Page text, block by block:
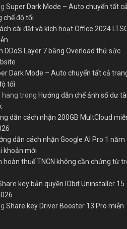
Super Dark Mode – Auto chuyển tất cả
chế độ tối
cài đặt và kích hoạt Office 2024
DDoS Layer 7 bằng Overload thử sức
Dark Mode – Auto chuyển tất cả
tối
hang trong Hướng dẫn chế ảnh số dư tài
dẫn cách nhận 200GB MultCloud
dẫn cách nhận Google AI Pro 1 năm
khoản mới
hoàn thuế TNCN không cần chứng từ
key bản quyền IObit Uninstaller 15
Share key Driver Booster 13 Pro miễn